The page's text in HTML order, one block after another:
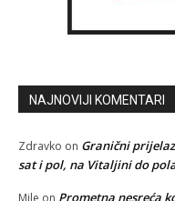
NAJNOVIJI KOMENTARI
Zdravko on Granični
sat i pol, na Vitaljini do
Mile on Prometna nesreća